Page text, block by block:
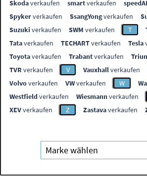
Skodaverkaufen smartverkaufen
Spykerverkaufen SsangYongverkaufen
Suzuki verkaufen SWM verkaufen T
Tataverkaufen TECHARTverkaufen Tesla
Toyotaverkaufen Trabantverkaufen
TVR verkaufen V Vauxhallverkaufen
Volvoverkaufen VWverkaufen W
Westfieldverkaufen Wiesmannverkaufen
XEVverkaufen Z Zastavaverkaufen